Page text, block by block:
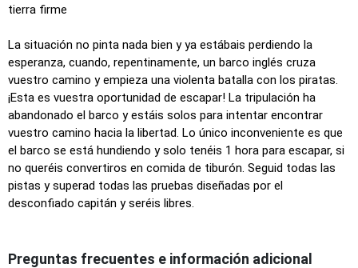
tierra firme
La situación no pinta nada bien y ya estábais perdiendo la
esperanza, cuando, repentinamente, un barco inglés cruza
vuestro camino y empieza una violenta batalla con los piratas.
¡Esta es vuestra oportunidad de escapar! La tripulación ha
abandonado el barco y estáis solos para intentar encontrar
vuestro camino hacia la libertad. Lo único inconveniente es que
el barco se está hundiendo y solo tenéis 1 hora para escapar, si
no queréis convertiros en comida de tiburón. Seguid todas las
pistas y superad todas las pruebas diseñadas por el
desconfiado capitán y seréis libres.
Preguntas frecuentes e información adicional